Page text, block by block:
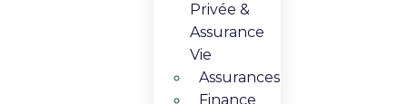
Privée &
Assurance
Vie​
Assurances
Finance